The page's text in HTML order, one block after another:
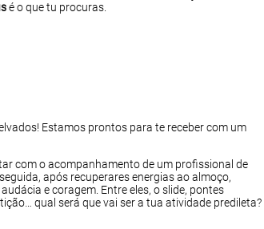
é o que tu procuras.
Estamos prontos para te receber com um
com o acompanhamento de um profissional de
após recuperares energias ao almoço,
e coragem. Entre eles, o slide, pontes
qual será que vai ser a tua atividade predileta?